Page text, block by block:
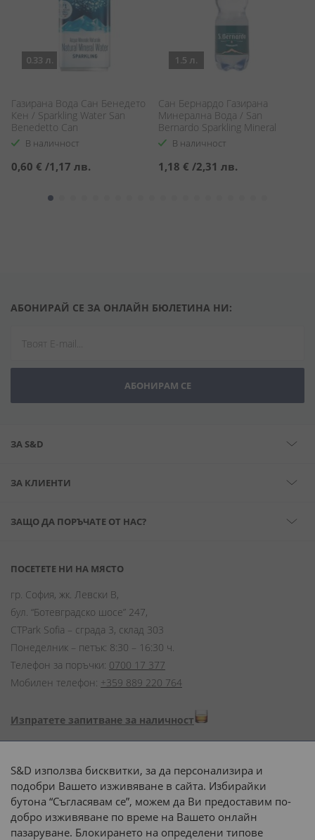
0.33 л.
Газирана Вода Сан Бенедето
Кен / Sparkling Water San
Benedetto Can
В наличност
0,60 € /1,17 лв.
1.5 л.
Сан Бернардо Газирана
Минерална Вода / San
Bernardo Sparkling Mineral
WaterВ наличност
1,18 € /2,31 лв.
АБОНИРАЙ СЕ ЗА ОНЛАЙН БЮЛЕТИНА НИ:
АБОНИРАМ СЕ
ЗА S&D
ЗА КЛИЕНТИ
ЗАЩО ДА ПОРЪЧАТЕ ОТ НАС?
ПОСЕТЕТЕ НИ НА МЯСТО
гр. София, жк. Левски В,
бул. “Ботевградско шосе” 247,
CTPark Sofia – сграда 3, склад 303
Понеделник – петък: 8:30 – 16:30 ч.
Телефон за поръчки: 0700 17 377
Мобилен телефон: +359 889 220 764
Изпратете запитване за наличност
Начини на плащане:
S&D използва бисквитки, за да персонализира и
подобри Вашето изживяване в сайта. Избирайки
бутона “Съгласявам се”, можем да Ви предоставим по-
добро изживяване по време на Вашето онлайн
пазаруване. Блокирането на определени типове